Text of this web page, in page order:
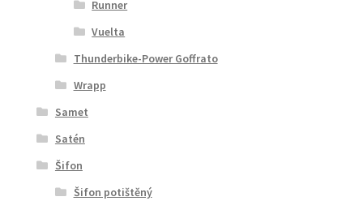
Runner
Vuelta
Thunderbike-Power Goffrato
Wrapp
Samet
Satén
Šifon
Šifon potištěný